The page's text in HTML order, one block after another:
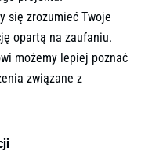
się zrozumieć Twoje
opartą na zaufaniu.
możemy lepiej poznać
związane z